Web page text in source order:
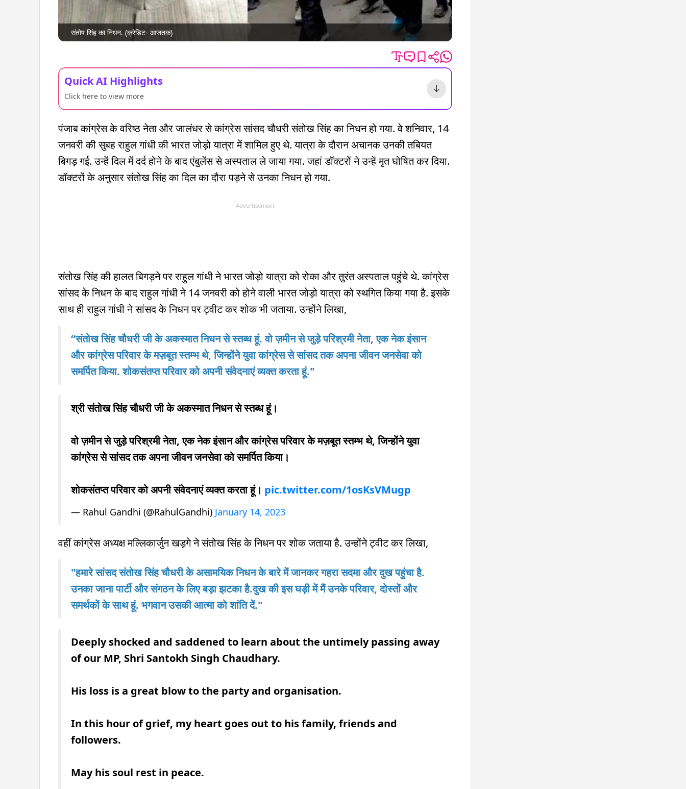
संतोष सिंह का निधन. (क्रेडिट- आजतक)
Quick AI Highlights
Click here to view more
पंजाब कांग्रेस के वरिष्ठ नेता और जालंधर से कांग्रेस सांसद चौधरी संतोख सिंह का निधन हो गया. वे शनिवार, 14
जनवरी की सुबह राहुल गांधी की भारत जोड़ो यात्रा में शामिल हुए थे. यात्रा के दौरान अचानक उनकी तबियत
बिगड़ गई. उन्हें दिल में दर्द होने के बाद एंबुलेंस से अस्पताल ले जाया गया. जहां डॉक्टरों ने उन्हें मृत घोषित कर दिया.
डॉक्टरों के अनुसार संतोख सिंह का दिल का दौरा पड़ने से उनका निधन हो गया.
Advertisement
संतोख सिंह की हालत बिगड़ने पर राहुल गांधी ने भारत जोड़ो यात्रा को रोका और तुरंत अस्पताल पहुंचे थे. कांग्रेस
सांसद के निधन के बाद राहुल गांधी ने 14 जनवरी को होने वाली भारत जोड़ो यात्रा को स्थगित किया गया है. इसके
साथ ही राहुल गांधी ने सांसद के निधन पर ट्वीट कर शोक भी जताया. उन्होंने लिखा,
“संतोख सिंह चौधरी जी के अकस्मात निधन से स्तब्ध हूं. वो ज़मीन से जुड़े परिश्रमी नेता, एक नेक इंसान
और कांग्रेस परिवार के मज़बूत स्तम्भ थे, जिन्होंने युवा कांग्रेस से सांसद तक अपना जीवन जनसेवा को
समर्पित किया. शोकसंतप्त परिवार को अपनी संवेदनाएं व्यक्त करता हूं."
श्री संतोख सिंह चौधरी जी के अकस्मात निधन से स्तब्ध हूं।
वो ज़मीन से जुड़े परिश्रमी नेता, एक नेक इंसान और कांग्रेस परिवार के मज़बूत स्तम्भ थे, जिन्होंने युवा
कांग्रेस से सांसद तक अपना जीवन जनसेवा को समर्पित किया।
शोकसंतप्त परिवार को अपनी संवेदनाएं व्यक्त करता हूं। pic.twitter.com/1osKsVMugp
— Rahul Gandhi (@RahulGandhi) January 14, 2023
वहीं कांग्रेस अध्यक्ष मल्लिकार्जुन खड़गे ने संतोख सिंह के निधन पर शोक जताया है. उन्होंने ट्वीट कर लिखा,
"हमारे सांसद संतोख सिंह चौधरी के असामयिक निधन के बारे में जानकर गहरा सदमा और दुख पहुंचा है.
उनका जाना पार्टी और संगठन के लिए बड़ा झटका है.दुख की इस घड़ी में मैं उनके परिवार, दोस्तों और
समर्थकों के साथ हूं. भगवान उसकी आत्मा को शांति दें."
Deeply shocked and saddened to learn about the untimely passing away
of our MP, Shri Santokh Singh Chaudhary.
His loss is a great blow to the party and organisation.
In this hour of grief, my heart goes out to his family, friends and
followers.
May his soul rest in peace.